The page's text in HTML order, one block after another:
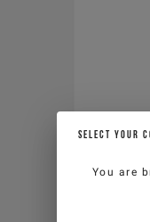
SELECT YOUR
You are